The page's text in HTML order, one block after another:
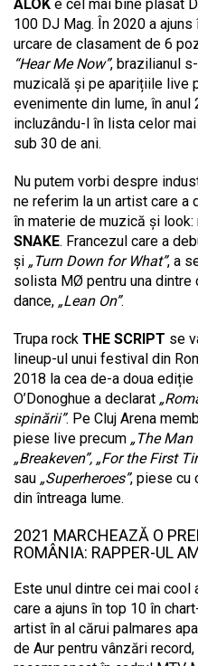
ALOK e cel mai bine plasat
100 DJ Mag. În 2020 a
urcare de clasament de 6
“Hear Me Now”, brazilianul
muzicală și pe aparițiile live
evenimente din lume, în
incluzându-l în lista celor
sub 30 de ani.
Nu putem vorbi despre
ne referim la un artist care a
în materie de muzică și
SNAKE. Francezul care a
și „Turn Down for What”, a
solista MØ pentru una
dance, „Lean On”.
Trupa rock THE SCRIPT se
lineup-ul unui festival din
2018 la cea de-a doua
O’Donoghue a declarat
spinării”. Pe Cluj Arena
piese live precum „The Man
„Breakeven”, „For the First
sau „Superheroes”, piese cu
din întreaga lume.
2021 MARCHEAZĂ O
ROMÂNIA: RAPPER-UL
Este unul dintre cei mai
care a ajuns în top 10 în
artist în al cărui palmares
de Aur pentru vânzări